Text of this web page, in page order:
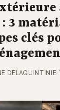
: 3
clés
DELAQUINTINIE·